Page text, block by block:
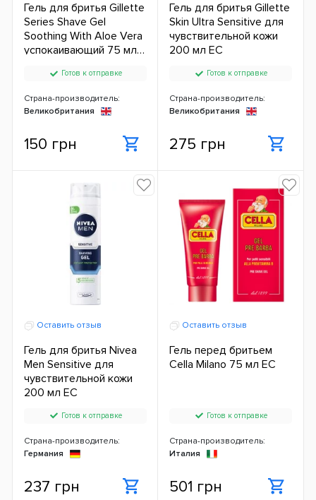
Гель для бритья Gillette
Series Shave Gel
Soothing With Aloe Vera
успокаивающий 75 мл
Готов к отправке
Страна-производитель:
Великобритания
150 грн
Гель для бритья Gillette
Skin Ultra Sensitive для
чувствительной кожи
200 мл ЕС
Готов к отправке
Страна-производитель:
Великобритания
275 грн
Оставить отзыв
Гель для бритья Nivea
Men Sensitive для
чувствительной кожи
200 мл ЕС
Готов к отправке
Страна-производитель:
Германия
237 грн
Оставить отзыв
Гель перед бритьем
Cella Milano 75 мл ЕС
Готов к отправке
Страна-производитель:
Италия
501 грн